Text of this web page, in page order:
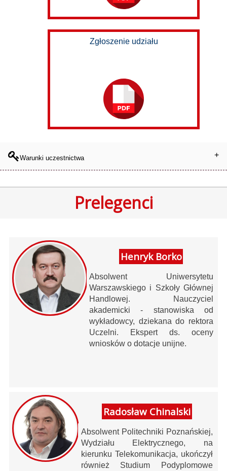
Zgłoszenie udziału
Warunki uczestnictwa
Prelegenci
Henryk Borko
Absolwent Uniwersytetu
Warszawskiego i Szkoły Głównej
Handlowej. Nauczyciel
akademicki - stanowiska od
wykładowcy, dziekana do rektora
Uczelni. Ekspert ds. oceny
wniosków o dotacje unijne.
Radosław Chinalski
Absolwent Politechniki Poznańskiej,
Wydziału Elektrycznego, na
kierunku Telekomunikacja, ukończył
również Studium Podyplomowe